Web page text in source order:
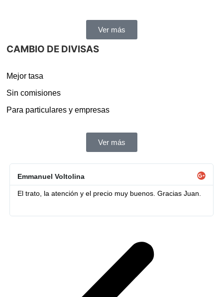
Ver más
CAMBIO DE DIVISAS
Mejor tasa
Sin comisiones
Para particulares y empresas
Ver más
Emmanuel Voltolina
El trato, la atención y el precio muy buenos. Gracias Juan.